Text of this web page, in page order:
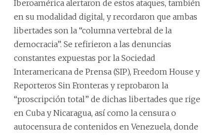
Iberoamérica alertaron de estos ataques, también
en su modalidad digital, y recordaron que ambas
libertades son la “columna vertebral de la
democracia”. Se refirieron a las denuncias
constantes expuestas por la Sociedad
Interamericana de Prensa (SIP), Freedom House y
Reporteros Sin Fronteras y reprobaron la
“proscripción total” de dichas libertades que rige
en Cuba y Nicaragua, así como la censura o
autocensura de contenidos en Venezuela, donde